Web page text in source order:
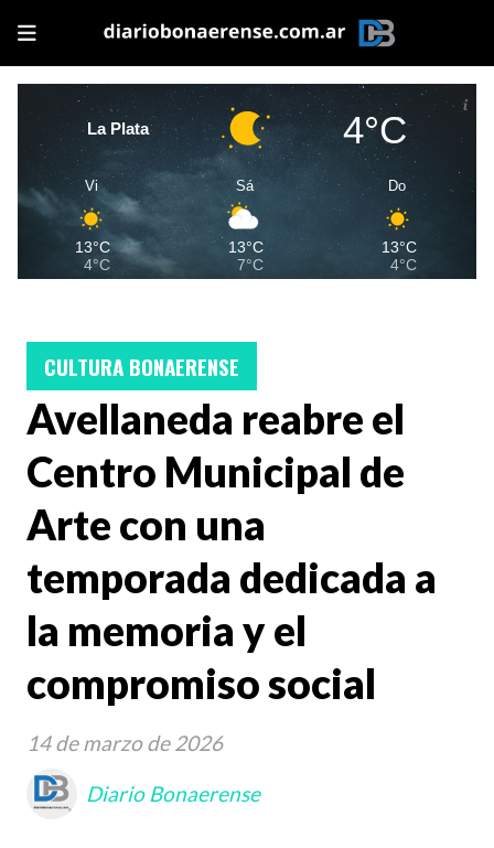
La Plata 4°C
Vi
13°C
4°C
Sá
13°C
7°C
Do
13°C
4°C
Avellaneda reabre el
Centro Municipal de
Arte con una
temporada dedicada a
la memoria y el
compromiso social
CULTURA BONAERENSE
14 de marzo de 2026
Diario Bonaerense